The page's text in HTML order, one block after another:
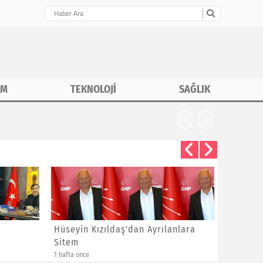
TEKNOLOJİ SAĞLIK
Hüseyin Kızıldaş'dan Ayrılanlara
Sitem
1 hafta önce